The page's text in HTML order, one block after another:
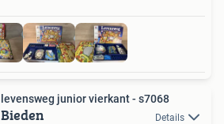
levensweg junior vierkant - s7068
Bieden Details